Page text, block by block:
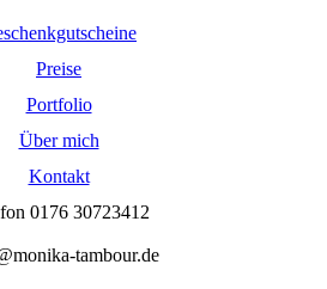
Preise
Portfolio
Über mich
Kontakt
0176 30723412
tambour.de